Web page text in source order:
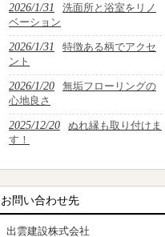
2026/1/31
洗面所と浴室をリノ
ベーション
2026/1/31
特徴ある柄でアクセ
ント
2026/1/20
無垢フローリングの
心地良さ
2025/12/20
ぬれ縁も取り付けま
す！
お問い合わせ先
出雲建設株式会社